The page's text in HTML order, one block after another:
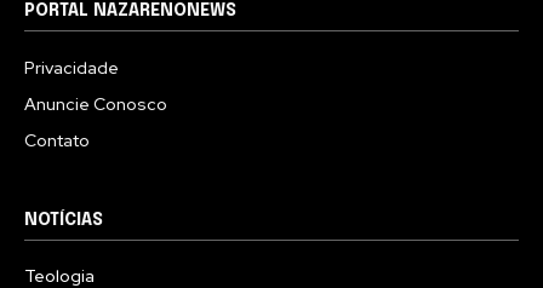
PORTAL NAZARENONEWS
Privacidade
Anuncie Conosco
Contato
NOTÍCIAS
Teologia